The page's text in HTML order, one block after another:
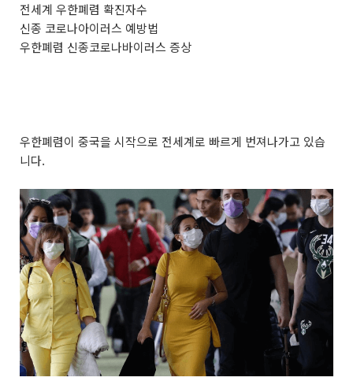
전세계 우한폐렴 확진자수
신종 코로나아이러스 예방법
우한폐렴 신종코로나바이러스 증상
우한폐렴이 중국을 시작으로 전세계로 빠르게 번져나가고 있습
니다.